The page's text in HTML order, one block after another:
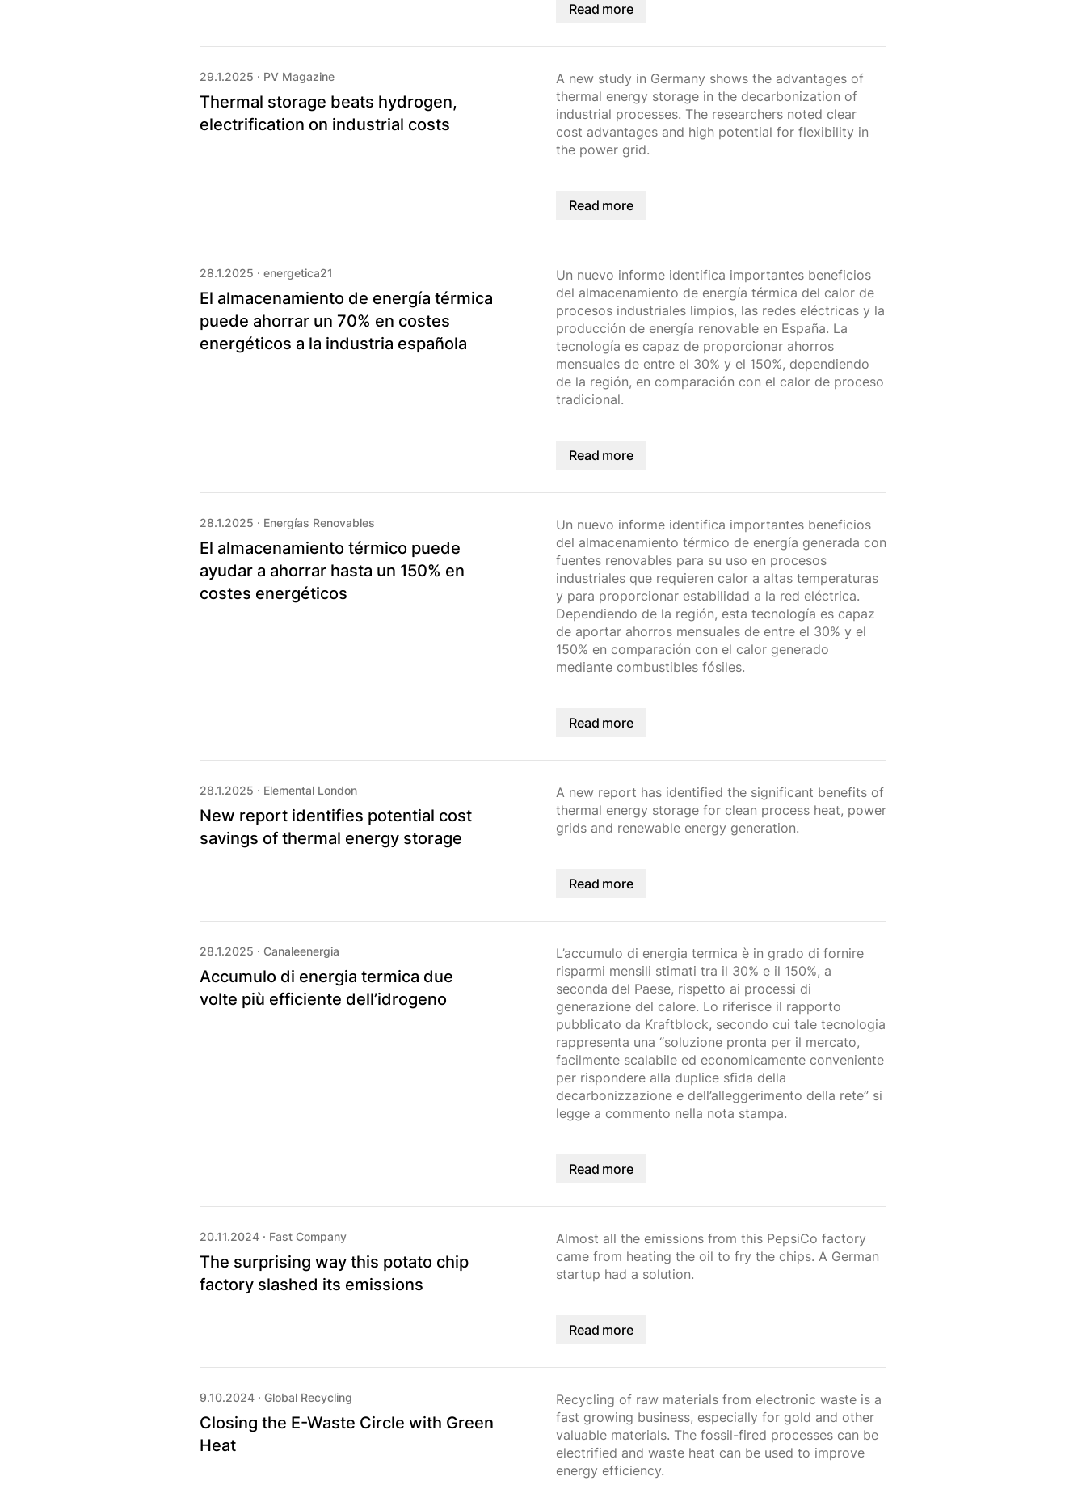
Read more
29.1.2025 · PV Magazine
Thermal storage beats hydrogen,
electrification on industrial costs
A new study in Germany shows the advantages of
thermal energy storage in the decarbonization of
industrial processes. The researchers noted clear
cost advantages and high potential for flexibility in
the power grid.
Read more
28.1.2025 · energetica21
El almacenamiento de energía térmica
puede ahorrar un 70% en costes
energéticos a la industria española
Un nuevo informe identifica importantes beneficios
del almacenamiento de energía térmica del calor de
procesos industriales limpios, las redes eléctricas y la
producción de energía renovable en España. La
tecnología es capaz de proporcionar ahorros
mensuales de entre el 30% y el 150%, dependiendo
de la región, en comparación con el calor de proceso
tradicional.
Read more
28.1.2025 · Energías Renovables
El almacenamiento térmico puede
ayudar a ahorrar hasta un 150% en
costes energéticos
Un nuevo informe identifica importantes beneficios
del almacenamiento térmico de energía generada con
fuentes renovables para su uso en procesos
industriales que requieren calor a altas temperaturas
y para proporcionar estabilidad a la red eléctrica.
Dependiendo de la región, esta tecnología es capaz
de aportar ahorros mensuales de entre el 30% y el
150% en comparación con el calor generado
mediante combustibles fósiles.
Read more
28.1.2025 · Elemental London
New report identifies potential cost
savings of thermal energy storage
A new report has identified the significant benefits of
thermal energy storage for clean process heat, power
grids and renewable energy generation.
Read more
28.1.2025 · Canaleenergia
Accumulo di energia termica due
volte più efficiente dell’idrogeno
L’accumulo di energia termica è in grado di fornire
risparmi mensili stimati tra il 30% e il 150%, a
seconda del Paese, rispetto ai processi di
generazione del calore. Lo riferisce il rapporto
pubblicato da Kraftblock, secondo cui tale tecnologia
rappresenta una “soluzione pronta per il mercato,
facilmente scalabile ed economicamente conveniente
per rispondere alla duplice sfida della
decarbonizzazione e dell’alleggerimento della rete” si
legge a commento nella nota stampa.
Read more
20.11.2024 · Fast Company
The surprising way this potato chip
factory slashed its emissions
Almost all the emissions from this PepsiCo factory
came from heating the oil to fry the chips. A German
startup had a solution.
Read more
9.10.2024 · Global Recycling
Closing the E-Waste Circle with Green
Heat
Recycling of raw materials from electronic waste is a
fast growing business, especially for gold and other
valuable materials. The fossil-fired processes can be
electrified and waste heat can be used to improve
energy efficiency.